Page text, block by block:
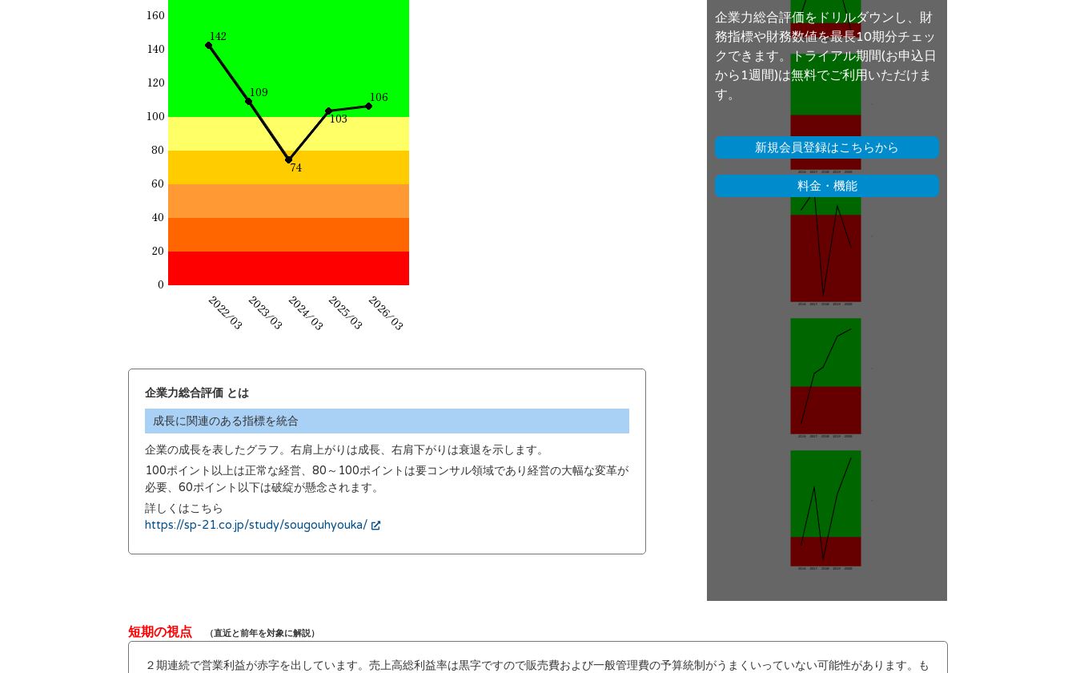
企業力総合評価 とは
成長に関連のある指標を統合
企業の成長を表したグラフ。右肩上がりは成長、右肩下がりは衰退を示します。
100ポイント以上は正常な経営、80～100ポイントは要コンサル領域であり経営の大幅な変革が
必要、60ポイント以下は破綻が懸念されます。
詳しくはこちら
https://sp-21.co.jp/study/sougouhyouka/
企業力総合評価をドリルダウンし、財
務指標や財務数値を最長10期分チェッ
クできます。トライアル期間(お申込日
から1週間)は無料でご利用いただけま
す。
新規会員登録はこちらから
料金・機能
短期の視点 （直近と前年を対象に解説）
２期連続で営業利益が赤字を出しています。売上高総利益率は黒字ですので販売費および一般管理費の予算統制がうまくいっていない可能性があります。も